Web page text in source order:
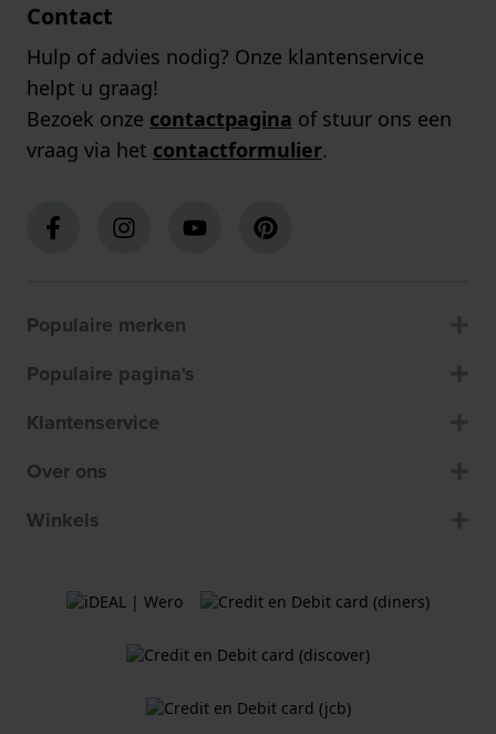
Contact
Hulp of advies nodig? Onze klantenservice
helpt u graag!
Bezoek onze contactpagina of stuur ons een
vraag via het contactformulier.
Populaire merken
Populaire pagina's
Klantenservice
Over ons
Winkels